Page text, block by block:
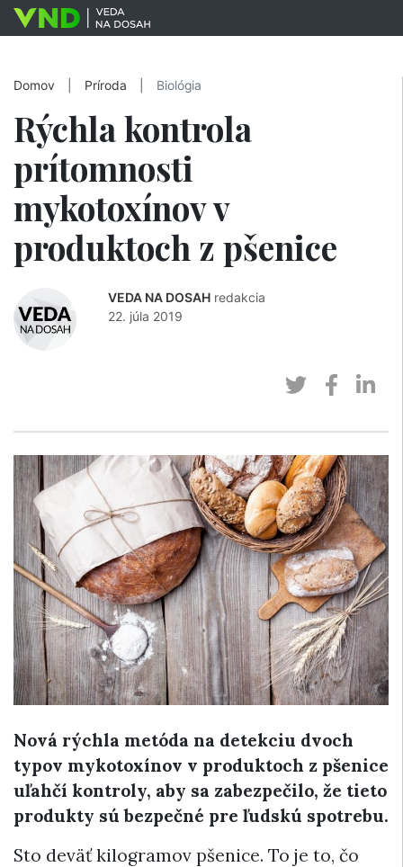
Domov Príroda Biológia
Rýchla kontrola
prítomnosti
mykotoxínov v
produktoch z pšenice
VEDA NA DOSAH redakcia
22. júla 2019
Nová rýchla metóda na detekciu dvoch
typov mykotoxínov v produktoch z pšenice
uľahčí kontroly, aby sa zabezpečilo, že tieto
produkty sú bezpečné pre ľudskú spotrebu.
Sto deväť kilogramov pšenice. To je to, čo